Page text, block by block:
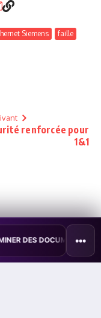
Siemens
faille
renforcée pour
1&1
en cybersécurité
incontournable de la
• TAÏWAN TESTE
•••